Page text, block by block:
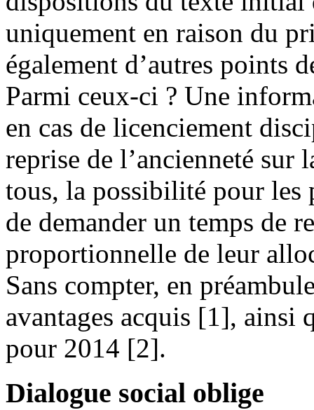
uniquement en raison du
également d’autres points
Parmi ceux-ci ? Une
en cas de licenciement
reprise de l’ancienneté sur
tous, la possibilité pour les
de demander un temps de
proportionnelle de leur
Sans compter, en
avantages acquis [1], ainsi
pour 2014 [2].
Dialogue social oblige